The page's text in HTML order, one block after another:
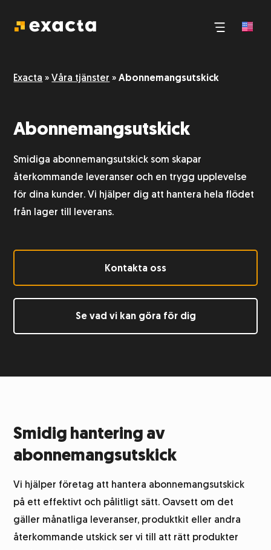
Exacta » Våra tjänster »Abonnemangsutskick
Abonnemangsutskick
Smidiga abonnemangsutskick som skapar
återkommande leveranser och en trygg upplevelse
för dina kunder. Vi hjälper dig att hantera hela flödet
från lager till leverans.
Kontakta oss
Se vad vi kan göra för dig
Smidig hantering av
abonnemangsutskick
Vi hjälper företag att hantera abonnemangsutskick
på ett effektivt och pålitligt sätt. Oavsett om det
gäller månatliga leveranser, produktkit eller andra
återkommande utskick ser vi till att rätt produkter
Pack och plock
Logistik och transport
Lagerhållning
Returhantering
Logistik för alkoholprodukter
Produktfotografering